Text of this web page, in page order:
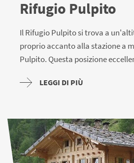
Rifugio Pulpito
Il Rifugio Pulpito si trova a
proprio accanto alla stazione a
Pulpito. Questa posizione
LEGGI DI PIÙ